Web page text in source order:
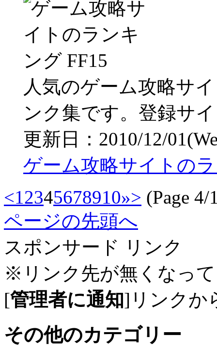
人気のゲーム攻略サ
ンク集です。登録サ
更新日：2010/12/
ゲーム攻略サイトの
<1 2345678910»> (Page 4/
ページの先頭へ
スポンサード リンク
※リンク先が無くなっ
[管理者に通知]リンクか
その他のカテゴリー